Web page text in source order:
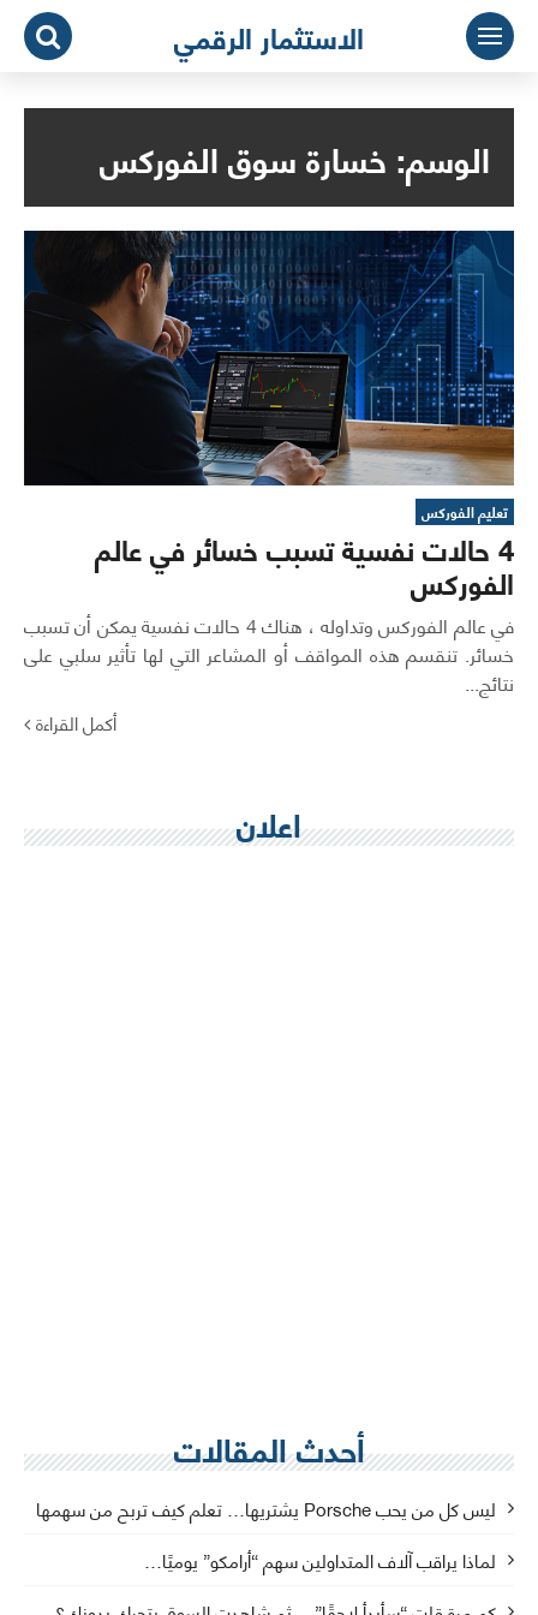
التجاوز
المحتوى
الاستثمار الرقمي
الوسم:خسارة سوق الفوركس
تعليم الفوركس
4 حالات نفسية تسبب خسائر في عالم
الفوركس
في عالم الفوركس وتداوله ، هناك 4 حالات نفسية يمكن أن تسبب
خسائر. تنقسم هذه المواقف أو المشاعر التي لها تأثير سلبي على
نتائج...
أكمل القراءة
اعلان
أحدث المقالات
ليس كل من يحب Porsche يشتريها… تعلم كيف تربح من سهمها
لماذا يراقب آلاف المتداولين سهم “أرامكو” يوميًا…